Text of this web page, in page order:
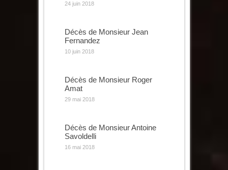
24 juin 2018
Décès de Monsieur Jean
Fernandez
10 juin 2018
Décès de Monsieur Roger
Amat
29 mai 2018
Décès de Monsieur Antoine
Savoldelli
16 mai 2018